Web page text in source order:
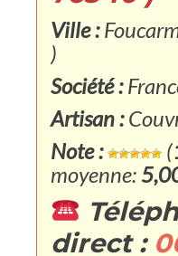
Ville :
)
Société :
Artisan :
Note :
(
moyenne:
direct :